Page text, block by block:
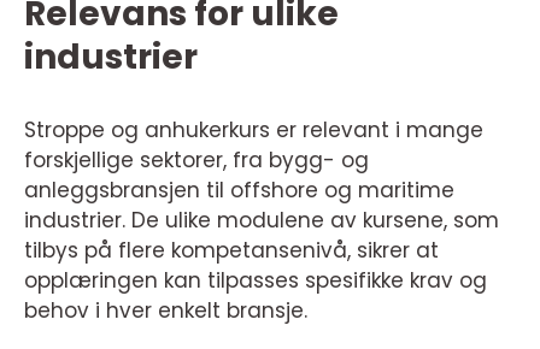
Relevans for ulike
industrier
Stroppe og anhukerkurs er relevant i mange
forskjellige sektorer, fra bygg- og
anleggsbransjen til offshore og maritime
industrier. De ulike modulene av kursene, som
tilbys på flere kompetansenivå, sikrer at
opplæringen kan tilpasses spesifikke krav og
behov i hver enkelt bransje.